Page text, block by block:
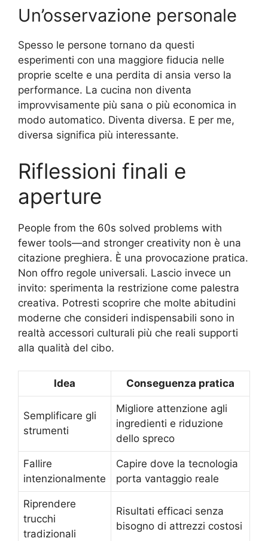
Un’osservazione personale
Spesso le persone tornano da questi
esperimenti con una maggiore fiducia nelle
proprie scelte e una perdita di ansia verso la
performance. La cucina non diventa
improvvisamente più sana o più economica in
modo automatico. Diventa diversa. E per me,
diversa significa più interessante.
Riflessioni finali e
aperture
People from the 60s solved problems with
fewer tools—and stronger creativity non è una
citazione preghiera. È una provocazione pratica.
Non offro regole universali. Lascio invece un
invito: sperimenta la restrizione come palestra
creativa. Potresti scoprire che molte abitudini
moderne che consideri indispensabili sono in
realtà accessori culturali più che reali supporti
alla qualità del cibo.
Idea Conseguenza pratica
Semplificare gli
strumenti
Migliore attenzione agli
ingredienti e riduzione
dello spreco
Fallire
intenzionalmente
Capire dove la tecnologia
porta vantaggio reale
Riprendere
trucchi
tradizionali
Risultati efficaci senza
bisogno di attrezzi costosi